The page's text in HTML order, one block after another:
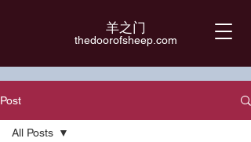
羊之门
​thedoorofsheep.com
Post
All Posts